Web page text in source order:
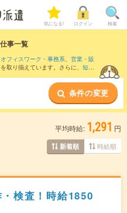
気になる! ログイン 検索
事一覧
オフィスワーク・事務系、 営業・販
取り揃えています。さらに、 短期
など近隣駅のお仕事もご
条件の変更
平均時給: 1,291 円
新着順 時給順
検査！時給1850